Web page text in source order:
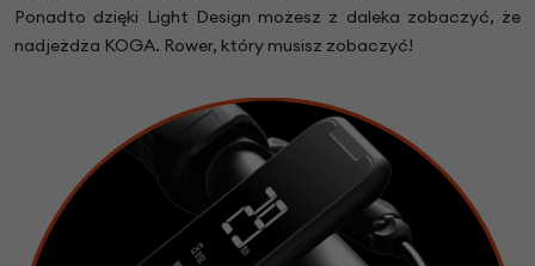
Ponadto dzięki Light Design możesz z daleka zobaczyć, że
nadjeżdża KOGA. Rower, który musisz zobaczyć!